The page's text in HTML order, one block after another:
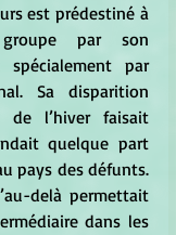
est prédestiné à
par son
par
Sa disparition
de l’hiver faisait
quelque part
pays des défunts.
delà permettait
dans les